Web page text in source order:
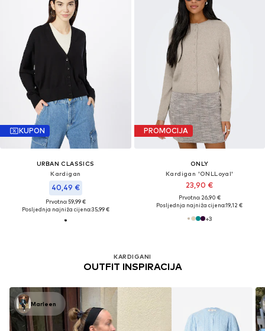
KUPON
URBAN CLASSICS
Kardigan
40,49 €
Prvotno: 59,99 €
Posljednja najniža cijena:35,99 €
PROMOCIJA
ONLY
Kardigan 'ONLLoyal'
23,90 €
Prvotno: 26,90 €
Posljednja najniža cijena:19,12 €
+3
KARDIGANI
OUTFIT INSPIRACIJA
Marleen